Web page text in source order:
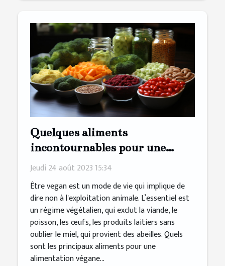
Quelques aliments
incontournables pour une
alimentation végane saine
Jeudi 24 août 2023 15:34
Être vegan est un mode de vie qui implique de
dire non à l'exploitation animale. L’essentiel est
un régime végétalien, qui exclut la viande, le
poisson, les œufs, les produits laitiers sans
oublier le miel, qui provient des abeilles. Quels
sont les principaux aliments pour une
alimentation végane...